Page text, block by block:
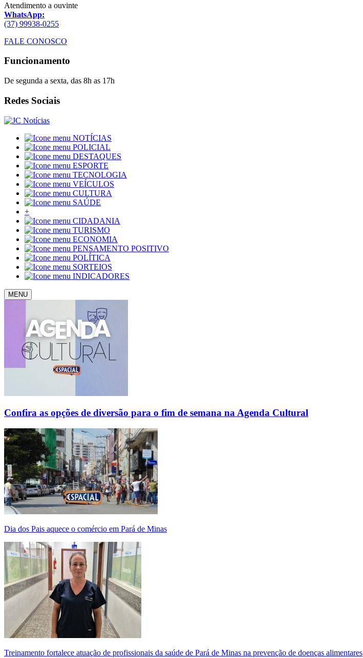
Atendimento a ouvinte
WhatsApp:
(37) 99938-0255
FALE CONOSCO
Funcionamento
De segunda a sexta, das 8h as 17h
Redes Sociais
NOTÍCIAS
POLICIAL
DESTAQUES
ESPORTE
TECNOLOGIA
VEÍCULOS
CULTURA
SAÚDE
+
CIDADANIA
TURISMO
ECONOMIA
PENSAMENTO POSITIVO
POLÍTICA
SORTEIOS
INDICADORES
MENU
Confira as opções de diversão para o fim de semana na Agenda Cultural
Dia dos Pais aquece o comércio em Pará de Minas
Treinamento fortalece atuação de profissionais da saúde de Pará de Minas na prevenção de doenças alimentares